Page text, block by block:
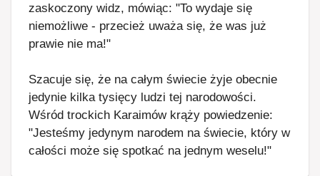
zaskoczony widz, mówiąc: "To wydaje się
niemożliwe - przecież uważa się, że was już
prawie nie ma!"
Szacuje się, że na całym świecie żyje obecnie
jedynie kilka tysięcy ludzi tej narodowości.
Wśród trockich Karaimów krąży powiedzenie:
"Jesteśmy jedynym narodem na świecie, który w
całości może się spotkać na jednym weselu!"